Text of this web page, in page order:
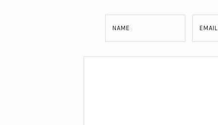
NAME EMAIL